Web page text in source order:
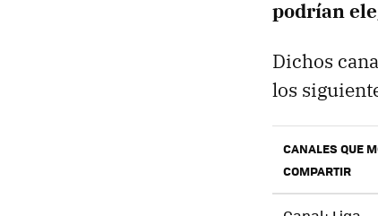
podrían
Dichos
los
CANALES QUE
COMPARTIR